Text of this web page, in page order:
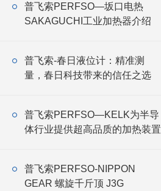
普飞索PERFSO—坂口电热
SAKAGUCHI工业加热器介绍
普飞索-春日液位计：精准测
量，春日科技带来的信任之选
普飞索PERFSO—KELK为半导
体行业提供超高品质的加热装置
普飞索PERFSO-NIPPON
GEAR 螺旋千斤顶 J3G